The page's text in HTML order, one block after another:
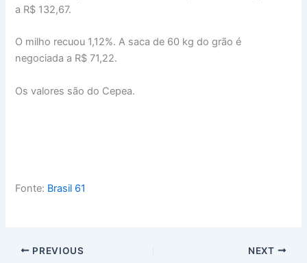
a R$ 132,67.
O milho recuou 1,12%. A saca de 60 kg do grão é
negociada a R$ 71,22.
Os valores são do Cepea.
Fonte: Brasil 61
PREVIOUS NEXT